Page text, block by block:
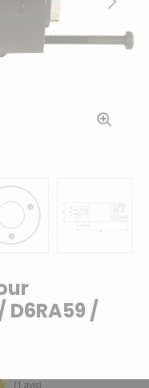
D6RA59 /